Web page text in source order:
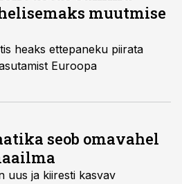
muutmise
heaks ettepaneku piirata
Euroopa
seob omavahel
uus ja kiiresti kasvav